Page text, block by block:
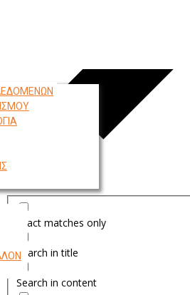
Exact matches only
Search in title
Search in content